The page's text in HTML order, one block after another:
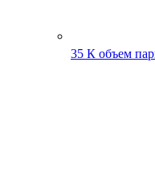
35 К объем